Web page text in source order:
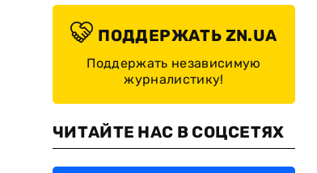
ПОДДЕРЖАТЬ ZN.UA
Поддержать независимую
журналистику!
ЧИТАЙТЕ НАС В СОЦСЕТЯХ